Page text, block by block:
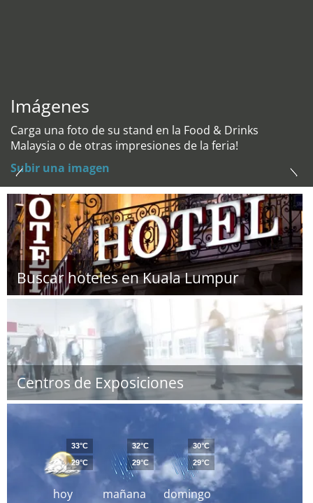
Imágenes
Carga una foto de su stand en la Food & Drinks
Malaysia o de otras impresiones de la feria!
Subir una imagen
Buscar hoteles en Kuala Lumpur
Centros de Exposiciones
hoy
33°C
29°C
mañana
32°C
29°C
domingo
30°C
29°C